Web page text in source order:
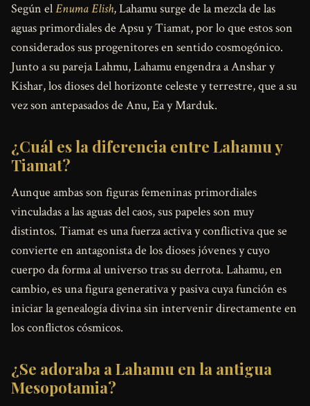
Según elEnuma Elish, Lahamu surge de la mezcla de las
aguas primordiales de Apsu y Tiamat, por lo que estos son
considerados sus progenitores en sentido cosmogónico.
Junto a su pareja Lahmu, Lahamu engendra a Anshar y
Kishar, los dioses del horizonte celeste y terrestre, que a su
vez son antepasados de Anu, Ea y Marduk.
¿Cuál es la diferencia entre Lahamu y
Tiamat?
Aunque ambas son figuras femeninas primordiales
vinculadas a las aguas del caos, sus papeles son muy
distintos. Tiamat es una fuerza activa y conflictiva que se
convierte en antagonista de los dioses jóvenes y cuyo
cuerpo da forma al universo tras su derrota. Lahamu, en
cambio, es una figura generativa y pasiva cuya función es
iniciar la genealogía divina sin intervenir directamente en
los conflictos cósmicos.
¿Se adoraba a Lahamu en la antigua
Mesopotamia?